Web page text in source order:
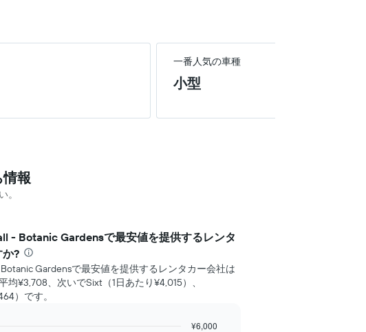
一番人気の車種
小型
報
。
- Botanic Gardensで最安値を提供するレンタ
?
Gardensで最安値を提供するレンタカー会社は
均¥3,708、次いでSixt（1日あたり¥4,015）、
）です。
¥6,000